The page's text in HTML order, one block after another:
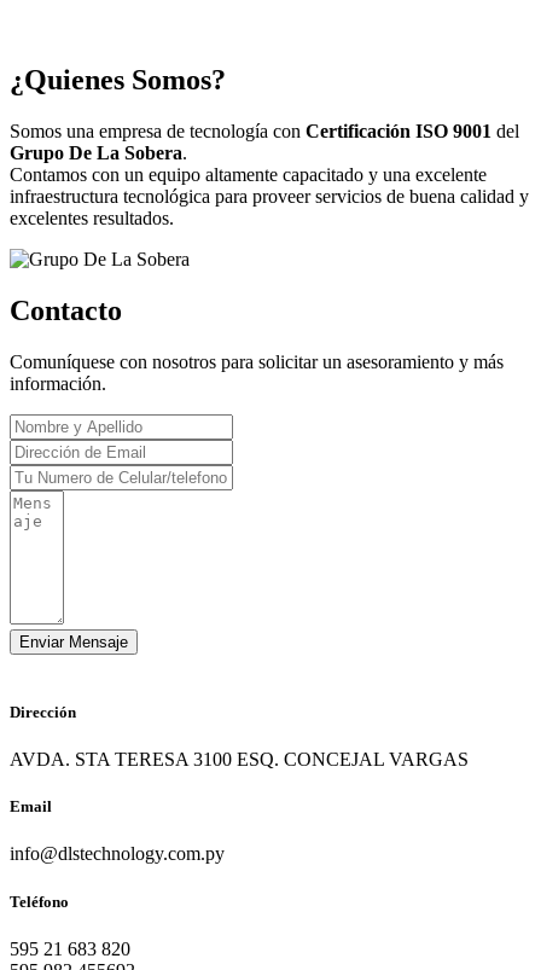
¿Quienes Somos?
Somos una empresa de tecnología con Certificación ISO 9001 del
Grupo De La Sobera.
Contamos con un equipo altamente capacitado y una excelente
infraestructura tecnológica para proveer servicios de buena calidad y
excelentes resultados.
Contacto
Comuníquese con nosotros para solicitar un asesoramiento y más
información.
Dirección
AVDA. STA TERESA 3100 ESQ. CONCEJAL VARGAS
Email
info@dlstechnology.com.py
Teléfono
595 21 683 820